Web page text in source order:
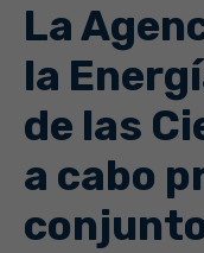
La
la
de las
a cabo